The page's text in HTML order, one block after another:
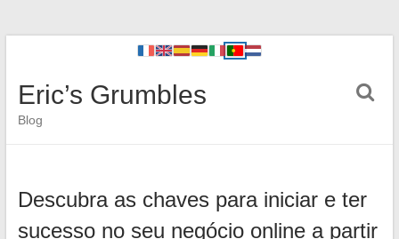
Eric’s Grumbles
Blog
Descubra as chaves para iniciar e ter
sucesso no seu negócio online a partir